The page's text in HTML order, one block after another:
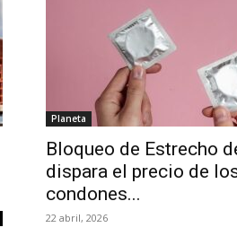
Planeta
Bloqueo de Estrecho
dispara el precio de
condones...
22 abril, 2026